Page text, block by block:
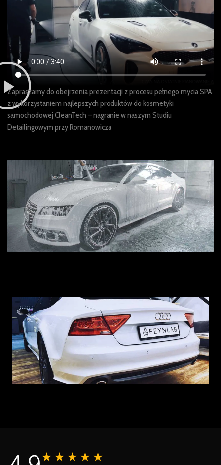
Zapraszamy do obejrzenia prezentacji z procesu pełnego mycia SPA
z wykorzystaniem najlepszych produktów do kosmetyki
samochodowej CleanTech – nagranie w naszym Studiu
Detailingowym przy Romanowicza
★★★★★